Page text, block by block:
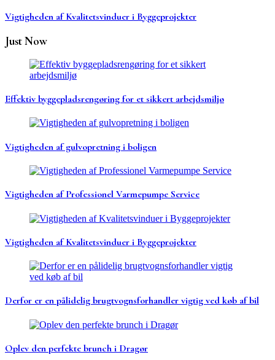
Vigtigheden af Kvalitetsvinduer i Byggeprojekter
Just Now
Effektiv byggepladsrengøring for et sikkert arbejdsmiljø
Vigtigheden af gulvopretning i boligen
Vigtigheden af Professionel Varmepumpe Service
Vigtigheden af Kvalitetsvinduer i Byggeprojekter
Derfor er en pålidelig brugtvognsforhandler vigtig ved køb af bil
Oplev den perfekte brunch i Dragør